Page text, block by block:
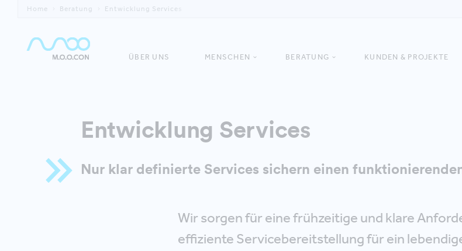
Home Beratung Entwicklung Services
ÜBER UNS MENSCHEN BERATUNG KUNDEN & PROJEKTE
Entwicklung Services
Nur klar definierte Services sichern einen
Wir sorgen für eine frühzeitige und klare
effiziente Servicebereitstellung für ein